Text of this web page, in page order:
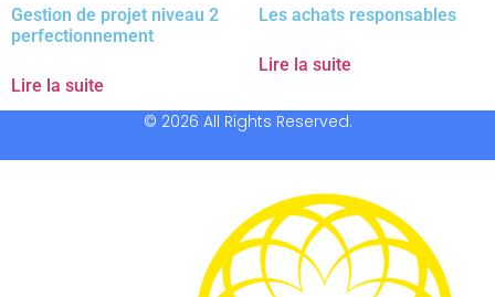
Gestion de projet niveau 2
perfectionnement
Lire la suite
Les achats responsables
Lire la suite
© 2026 All Rights Reserved.